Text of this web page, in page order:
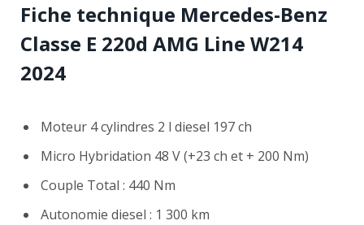
Fiche technique Mercedes-Benz
Classe E 220d AMG Line W214
2024
Moteur 4 cylindres 2 l diesel 197 ch
Micro Hybridation 48 V (+23 ch et + 200 Nm)
Couple Total : 440 Nm
Autonomie diesel : 1 300 km